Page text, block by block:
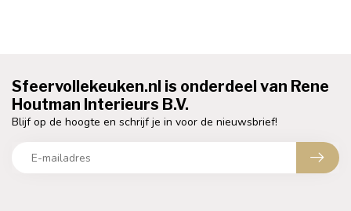
Sfeervollekeuken.nl is onderdeel van Rene
Houtman Interieurs B.V.
Blijf op de hoogte en schrijf je in voor de nieuwsbrief!